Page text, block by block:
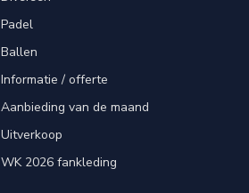
Padel
Ballen
Informatie / offerte
Aanbieding van de maand
Uitverkoop
WK 2026 fankleding